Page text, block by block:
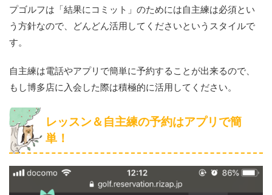
プゴルフは「結果にコミット」のためには自主練は必須とい
う方針なので、どんどん活用してくださいというスタイルで
す。
自主練は電話やアプリで簡単に予約することが出来るので、
もし博多店に入会した際は積極的に活用してください。
レッスン＆自主練の予約はアプリで簡
単！